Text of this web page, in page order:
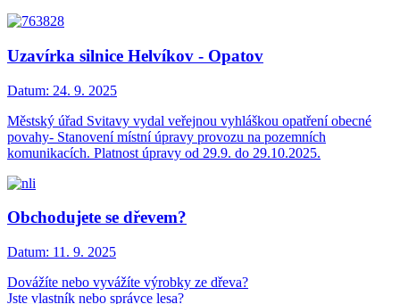
Uzavírka silnice Helvíkov - Opatov
Datum: 24. 9. 2025
Městský úřad Svitavy vydal veřejnou vyhláškou opatření obecné
povahy- Stanovení místní úpravy provozu na pozemních
komunikacích. Platnost úpravy od 29.9. do 29.10.2025.
Obchodujete se dřevem?
Datum: 11. 9. 2025
Dovážíte nebo vyvážíte výrobky ze dřeva?
Jste vlastník nebo správce lesa?